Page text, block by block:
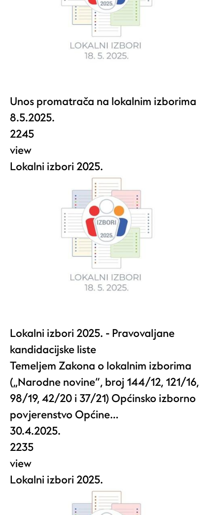
Unos promatrača na lokalnim izborima
8.5.2025.
2245
view
Lokalni izbori 2025.
Lokalni izbori 2025. - Pravovaljane
kandidacijske liste
Temeljem Zakona o lokalnim izborima
(„Narodne novine“, broj 144/12, 121/16,
98/19, 42/20 i 37/21) Općinsko izborno
povjerenstvo Općine…
30.4.2025.
2235
view
Lokalni izbori 2025.